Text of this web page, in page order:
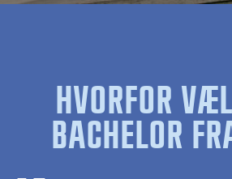
HVORFOR
BACHELOR